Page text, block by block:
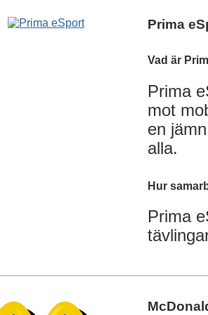
Prima
Vad är
Prima
mot
en
alla.
Hur
Prima